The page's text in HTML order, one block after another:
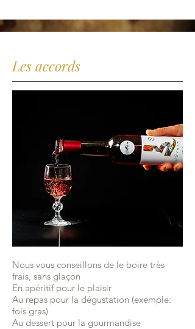
Les accords
​Nous vous conseillons de le boire très
frais, sans glaçon​​
En apéritif pour le plaisir
Au repas pour la dégustation (exemple:
fois gras)
Au dessert pour la gourmandise